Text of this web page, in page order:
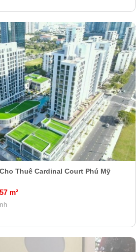
Thuê Cardinal Court Phú Mỹ
m²